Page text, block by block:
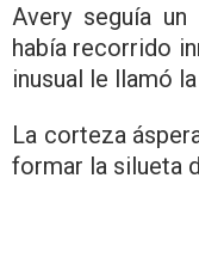
Avery seguía
había recorrido
inusual le llamó
La corteza
formar la silueta